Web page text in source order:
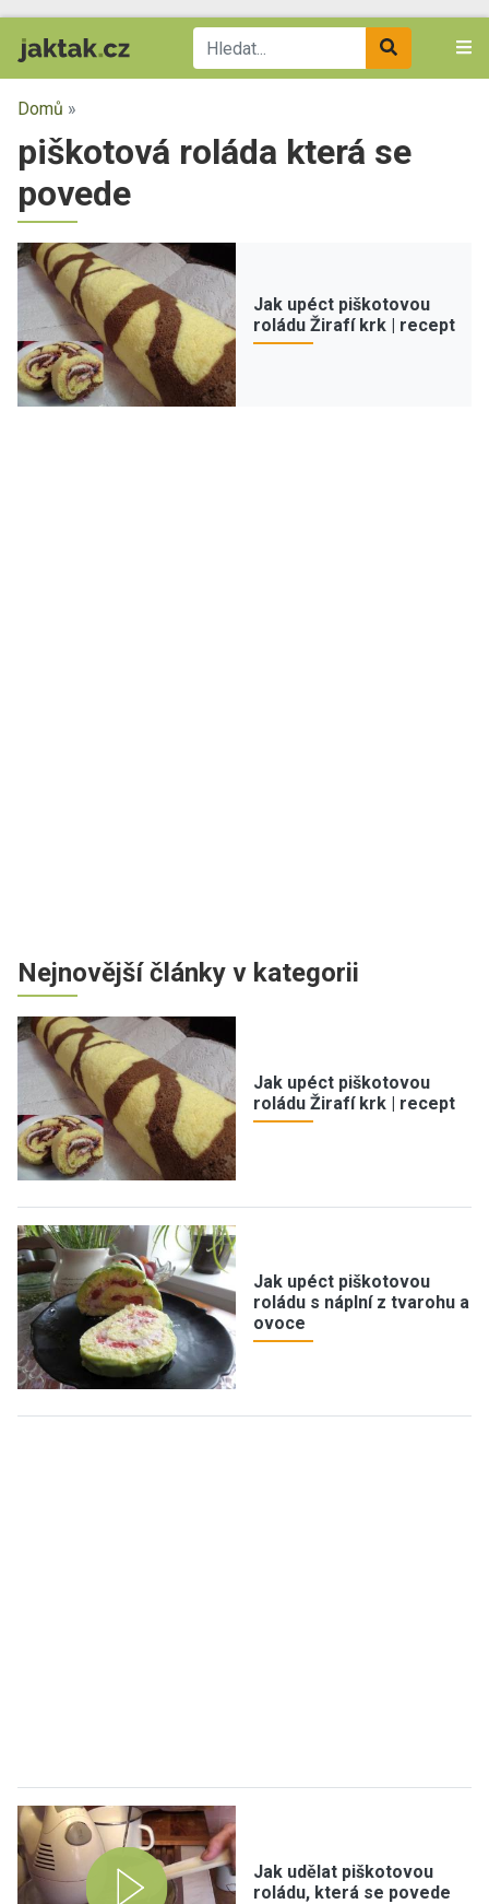
Domů »
piškotová roláda která se
povede
Jak upéct piškotovou
roládu Žirafí krk | recept
Nejnovější články v kategorii
Jak upéct piškotovou
roládu Žirafí krk | recept
Jak upéct piškotovou
roládu s náplní z tvarohu a
ovoce
Jak udělat piškotovou
roládu, která se povede